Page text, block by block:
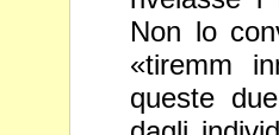
Non lo
«tiremm
queste